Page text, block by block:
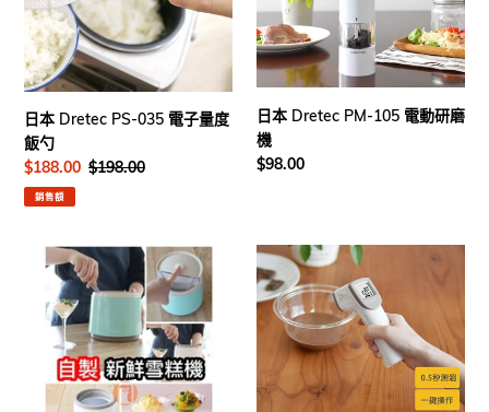
電
子
量
度
飯
勺
日本 Dretec PS-035 電子量度
飯勺
售
價
$188.00 定
$198.00
銷售額
電
動
研
磨
機
日本 Dretec PM-105 電動研磨
機
定
$98.00
Dretec
日
本
Dretec
604
外